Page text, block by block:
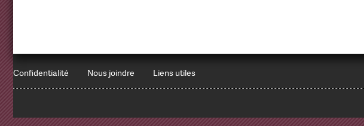
Confidentialité Nous joindre Liens utiles